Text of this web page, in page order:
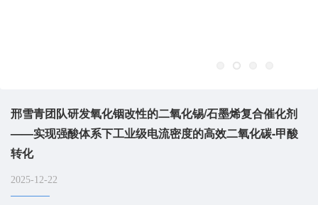
邢雪青团队研发氧化铟改性的二氧化锡/石墨烯复合催化剂
——实现强酸体系下工业级电流密度的高效二氧化碳-甲酸
转化
2025-12-22